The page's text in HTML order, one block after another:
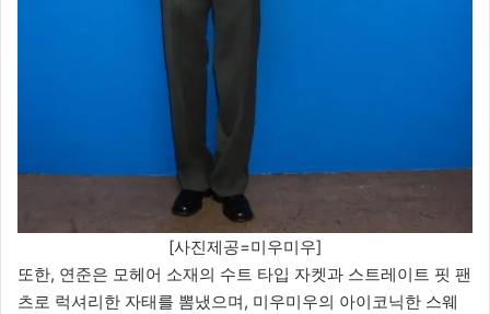
[사진제공=미우미우]
또한, 연준은 모헤어 소재의 수트 타입 자켓과 스트레이트 핏 팬
츠로 럭셔리한 자태를 뽐냈으며, 미우미우의 아이코닉한 스웨